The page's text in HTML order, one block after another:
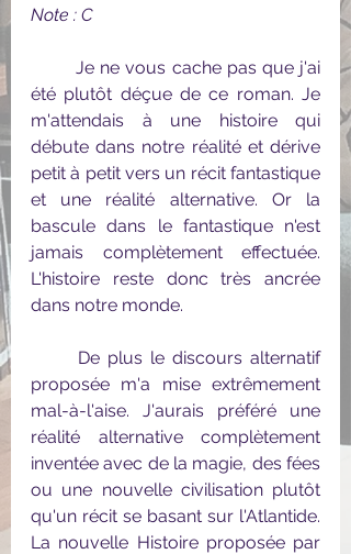
Note : C
	Je ne vous cache pas que j'ai
été plutôt déçue de ce roman. Je
m'attendais à une histoire qui
débute dans notre réalité et dérive
petit à petit vers un récit fantastique
et une réalité alternative. Or la
bascule dans le fantastique n'est
jamais complètement effectuée.
L'histoire reste donc très ancrée
dans notre monde.
proposée m'a mise extrêmement
mal-à-l'aise. J'aurais préféré une
réalité alternative complètement
inventée avec de la magie, des fées
ou une nouvelle civilisation plutôt
qu'un récit se basant sur l'Atlantide.
La nouvelle Histoire proposée par